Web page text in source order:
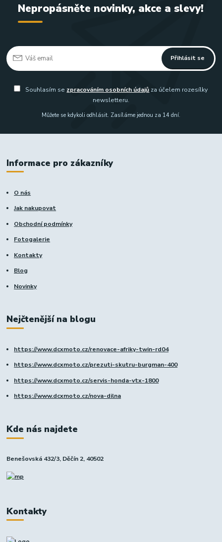
Nepropásněte novinky, akce a slevy!
Přihlásit se
Souhlasím se zpracováním osobních údajů za účelem rozesílky
newsletteru.
Můžete se kdykoli odhlásit. Zasíláme jednou za 14 dní.
Informace pro zákazníky
O nás
Jak nakupovat
Obchodní podmínky
Fotogalerie
Kontakty
Blog
Novinky
Nejčtenější na blogu
https://www.dcxmoto.cz/renovace-afriky-twin-rd04
https://www.dcxmoto.cz/prezuti-skutru-burgman-400
https://www.dcxmoto.cz/servis-honda-vtx-1800
https://www.dcxmoto.cz/nova-dilna
Kde nás najdete
Benešovská 432/3, Děčín 2, 40502
Kontakty